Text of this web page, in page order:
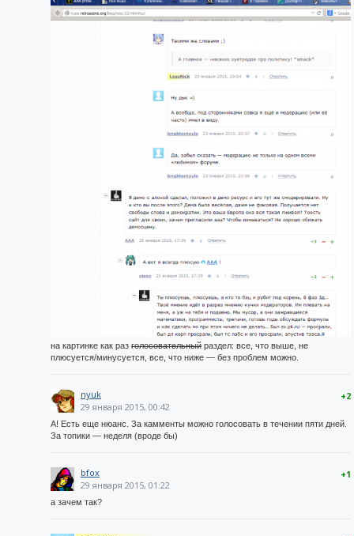
на картинке как раз голосовательный раздел: все, что выше, не
плюсуется/минусуется, все, что ниже — без проблем можно.
+2
nyuk
29 января 2015, 00:42
А! Есть еще нюанс. За камменты можно голосовать в течении пяти дней.
За топики — неделя (вроде бы)
+1
bfox
29 января 2015, 01:22
a зачем так?